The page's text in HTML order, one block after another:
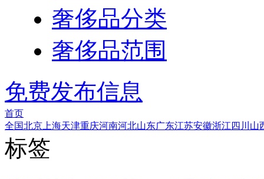
奢侈品分类
奢侈品范围
免费发布信息
首页
全国北京 上海天津重庆河南河北山东广东江苏安徽浙江 四川 山
标签